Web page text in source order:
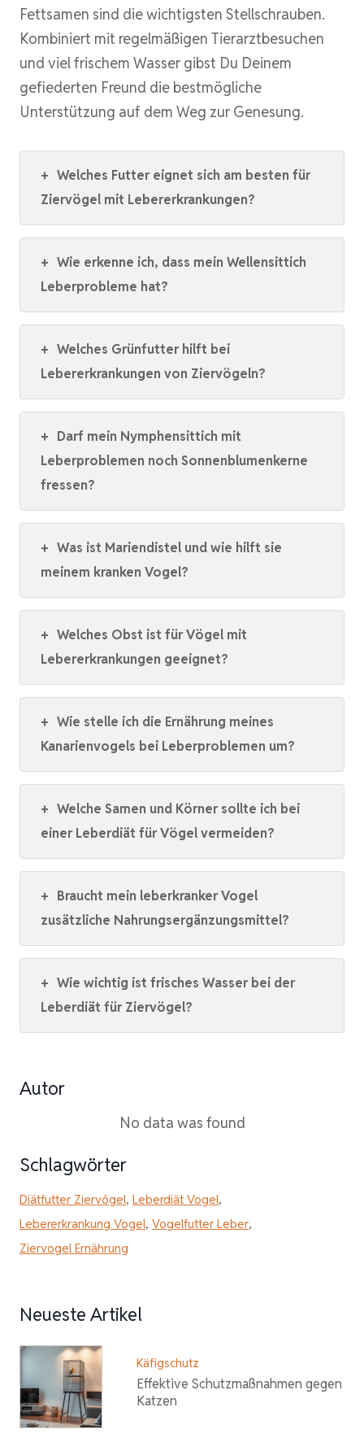
Fettsamen sind die wichtigsten Stellschrauben.
Kombiniert mit regelmäßigen Tierarztbesuchen
und viel frischem Wasser gibst Du Deinem
gefiederten Freund die bestmögliche
Unterstützung auf dem Weg zur Genesung.
+ Welches Futter eignet sich am besten für
Ziervögel mit Lebererkrankungen?
+ Wie erkenne ich, dass mein Wellensittich
Leberprobleme hat?
+ Welches Grünfutter hilft bei
Lebererkrankungen von Ziervögeln?
+ Darf mein Nymphensittich mit
Leberproblemen noch Sonnenblumenkerne
fressen?
+ Was ist Mariendistel und wie hilft sie
meinem kranken Vogel?
+ Welches Obst ist für Vögel mit
Lebererkrankungen geeignet?
+ Wie stelle ich die Ernährung meines
Kanarienvogels bei Leberproblemen um?
+ Welche Samen und Körner sollte ich bei
einer Leberdiät für Vögel vermeiden?
+ Braucht mein leberkranker Vogel
zusätzliche Nahrungsergänzungsmittel?
+ Wie wichtig ist frisches Wasser bei der
Leberdiät für Ziervögel?
Autor
No data was found
Schlagwörter
Diätfutter Ziervögel, Leberdiät Vogel,
Lebererkrankung Vogel, Vogelfutter Leber,
Ziervogel Ernährung
Neueste Artikel
Käfigschutz
Effektive Schutzmaßnahmen gegen
Katzen